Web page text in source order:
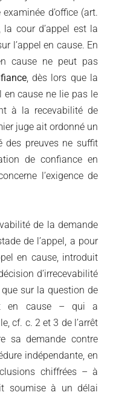
d’office (art.
la cour d’appel est la
l’appel en cause. En
cause ne peut pas
, dès lors que la
en cause ne lie pas le
à la recevabilité de
juge ait ordonné un
des preuves ne suffit
de confiance en
l’exigence de
de la demande
de l’appel, a pour
en cause, introduit
d’irrecevabilité
que sur la question de
en cause – qui a
cf. c. 2 et 3 de l’arrêt
sa demande contre
indépendante, en
chiffrées – à
soumise à un délai